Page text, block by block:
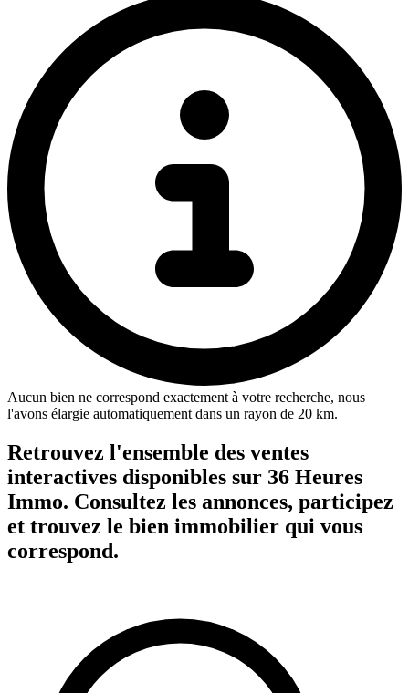
Aucun bien ne correspond exactement à votre recherche, nous
l'avons élargie automatiquement dans un rayon de 20 km.
Retrouvez l'ensemble des ventes
interactives disponibles sur 36 Heures
Immo. Consultez les annonces, participez
et trouvez le bien immobilier qui vous
correspond.